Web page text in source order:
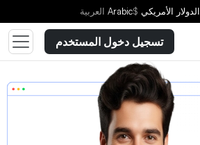
الدولار الأمريكي $
Arabic العربية
تسجيل دخول المستخدم